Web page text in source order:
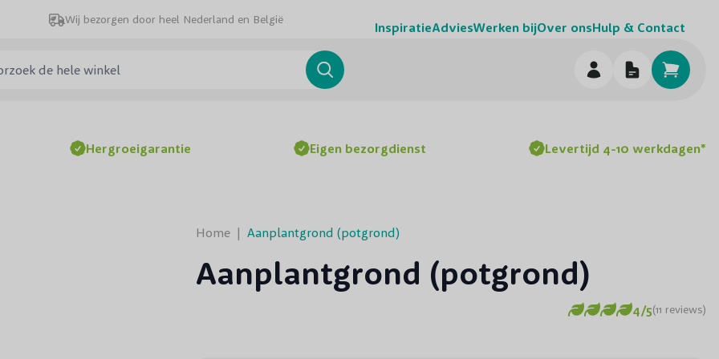
Wij bezorgen door heel Nederland en België InspiratieAdviesWerken bijOver onsHulp & Contact
Search
Hergroeigarantie Eigen bezorgdienst Levertijd 4-10 werkdagen*
Home | Aanplantgrond (potgrond)
Aanplantgrond (potgrond)
4/5(11 reviews)